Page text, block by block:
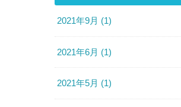
2021年9月 (1)
2021年6月 (1)
2021年5月 (1)